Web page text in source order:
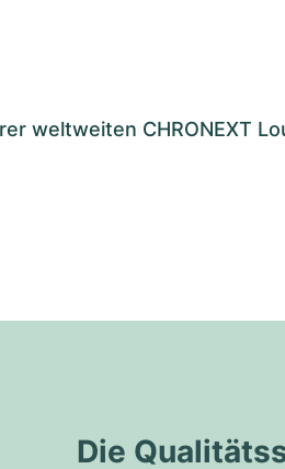
weltweiten CHRONEXT
Die